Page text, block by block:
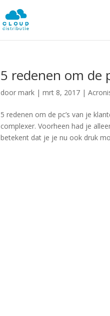
5 redenen om de
doormark |mrt 8, 2017 |
5 redenen om de pc’s van je
complexer. Voorheen had je
betekent dat je je nu ook druk